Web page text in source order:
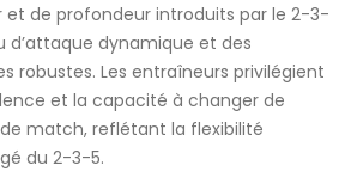
et de profondeur introduits par le 2-3-
d’attaque dynamique et des
robustes. Les entraîneurs privilégient
et la capacité à changer de
match, reflétant la flexibilité
du 2-3-5.